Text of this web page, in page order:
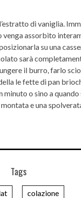
di vaniglia.
venga assorbito
su una
sarà
il burro, farlo
le fette di pan
o sino a
e una
Tags
colazione